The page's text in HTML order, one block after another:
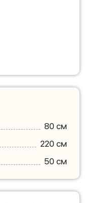
80 см
220 см
50 см